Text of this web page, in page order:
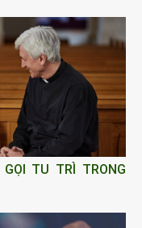
TU TRÌ TRONG